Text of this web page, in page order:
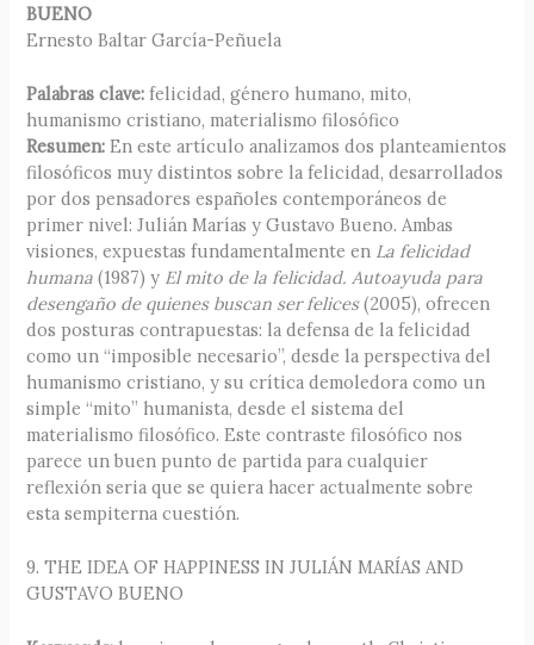
BUENO
Ernesto Baltar García-Peñuela
Palabras clave:felicidad, género humano, mito,
humanismo cristiano, materialismo filosófico
Resumen:En este artículo analizamos dos planteamientos
filosóficos muy distintos sobre la felicidad, desarrollados
por dos pensadores españoles contemporáneos de
primer nivel: Julián Marías y Gustavo Bueno. Ambas
visiones, expuestas fundamentalmente en La felicidad
humana(1987) y El mito de la felicidad. Autoayuda para
desengaño de quienes buscan ser felices(2005), ofrecen
dos posturas contrapuestas: la defensa de la felicidad
como un “imposible necesario”, desde la perspectiva del
humanismo cristiano, y su crítica demoledora como un
simple “mito” humanista, desde el sistema del
materialismo filosófico. Este contraste filosófico nos
parece un buen punto de partida para cualquier
reflexión seria que se quiera hacer actualmente sobre
esta sempiterna cuestión.
9. THE IDEA OF HAPPINESS IN JULIÁN MARÍAS AND
GUSTAVO BUENO